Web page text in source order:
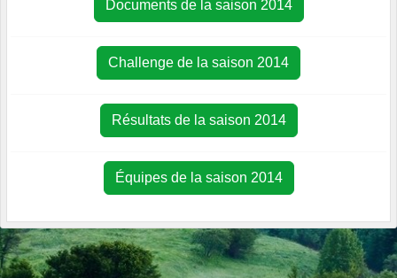
Documents de la saison 2014
Challenge de la saison 2014
Résultats de la saison 2014
Équipes de la saison 2014